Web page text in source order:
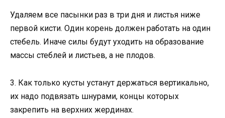
Удаляем все пасынки раз в три дня и листья ниже
первой кисти. Один корень должен работать на один
стебель. Иначе силы будут уходить на образование
массы стеблей и листьев, а не плодов.
3. Как только кусты устанут держаться вертикально,
их надо подвязать шнурами, концы которых
закрепить на верхних жердинах.